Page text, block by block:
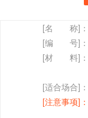
[名 称]：
[编 号]：
[材 料]：
[适合场合]：
[注意事项]：